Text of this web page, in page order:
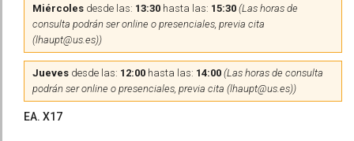
Miércoles desde las: 13:30 hasta las: 15:30 (Las horas de
consulta podrán ser online o presenciales, previa cita
(lhaupt@us.es))
Jueves desde las: 12:00 hasta las: 14:00 (Las horas de consulta
podrán ser online o presenciales, previa cita (lhaupt@us.es))
EA. X17